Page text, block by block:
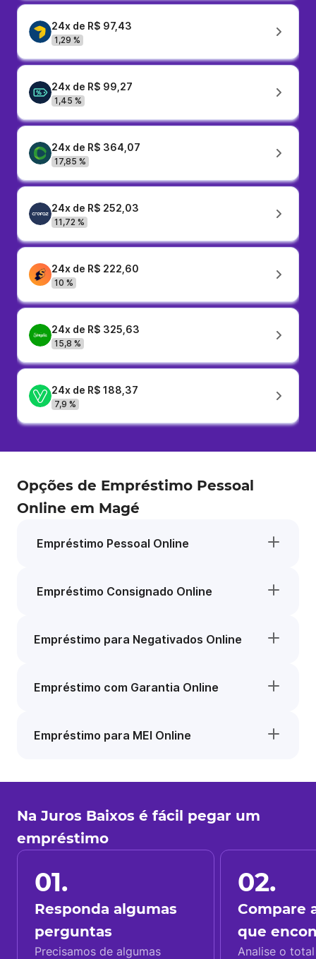
24x de R$ 97,43
1,29 %
24x de R$ 99,27
1,45 %
24x de R$ 364,07
17,85 %
24x de R$ 252,03
11,72 %
24x de R$ 222,60
10 %
24x de R$ 325,63
15,8 %
24x de R$ 188,37
7,9 %
Opções de Empréstimo Pessoal
Online em Magé
Empréstimo Pessoal Online
Empréstimo Consignado Online
Empréstimo para Negativados Online
Empréstimo com Garantia Online
Empréstimo para MEI Online
Na Juros Baixos é fácil pegar um
empréstimo
01.
Responda algumas
perguntas
Precisamos de algumas
02.
Compare
que
Analise o